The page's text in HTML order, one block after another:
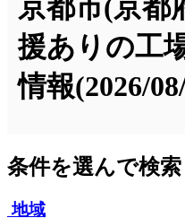
京都市(京都
援ありの工
情報(2026/
条件を選んで検索
地域